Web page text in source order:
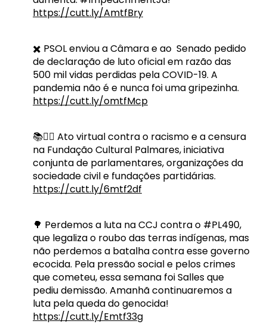
https://cutt.ly/AmtfBry
✖️ PSOL enviou a Câmara e ao Senado pedido
de declaração de luto oficial em razão das
500 mil vidas perdidas pela COVID-19. A
pandemia não é e nunca foi uma gripezinha.
https://cutt.ly/omtfMcp
📚✋🏾 Ato virtual contra o racismo e a censura
na Fundação Cultural Palmares, iniciativa
conjunta de parlamentares, organizações da
sociedade civil e fundações partidárias.
https://cutt.ly/6mtf2df
🌳 Perdemos a luta na CCJ contra o #PL490,
que legaliza o roubo das terras indígenas, mas
não perdemos a batalha contra esse governo
ecocida. Pela pressão social e pelos crimes
que cometeu, essa semana foi Salles que
pediu demissão. Amanhã continuaremos a
luta pela queda do genocida!
https://cutt.ly/Emtf33g